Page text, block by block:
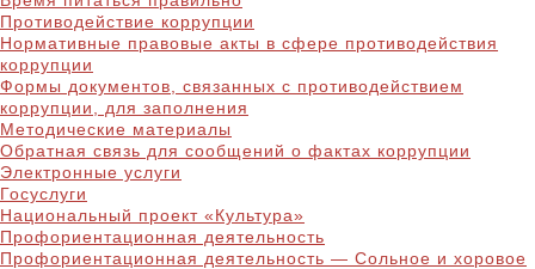
Противодействие коррупции
Нормативные правовые акты в сфере противодействия
коррупции
Формы документов, связанных с противодействием
коррупции, для заполнения
Методические материалы
Обратная связь для сообщений о фактах коррупции
Электронные услуги
Госуслуги
Национальный проект «Культура»
Профориентационная деятельность
Профориентационная деятельность — Сольное и хоровое